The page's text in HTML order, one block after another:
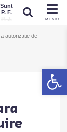
MENIU
Sunt
P. F.
P. J.
autorizatie de